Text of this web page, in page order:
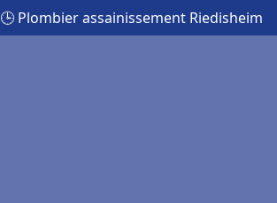
🕒 Plombier assainissement Riedisheim